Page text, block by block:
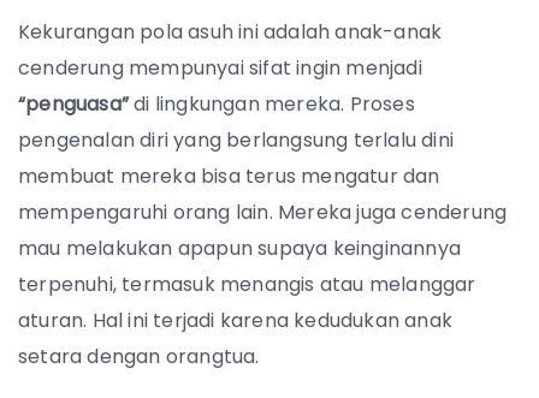
Kekurangan pola asuh ini adalah anak-anak
cenderung mempunyai sifat ingin menjadi
“penguasa”di lingkungan mereka. Proses
pengenalan diri yang berlangsung terlalu dini
membuat mereka bisa terus mengatur dan
mempengaruhi orang lain. Mereka juga cenderung
mau melakukan apapun supaya keinginannya
terpenuhi, termasuk menangis atau melanggar
aturan. Hal ini terjadi karena kedudukan anak
setara dengan orangtua.